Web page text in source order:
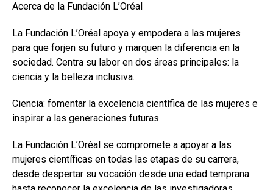
Acerca de la Fundación L’Oréal
La Fundación L’Oréal apoya y empodera a las mujeres
para que forjen su futuro y marquen la diferencia en la
sociedad. Centra su labor en dos áreas principales: la
ciencia y la belleza inclusiva.
Ciencia: fomentar la excelencia científica de las mujeres e
inspirar a las generaciones futuras.
La Fundación L’Oréal se compromete a apoyar a las
mujeres científicas en todas las etapas de su carrera,
desde despertar su vocación desde una edad temprana